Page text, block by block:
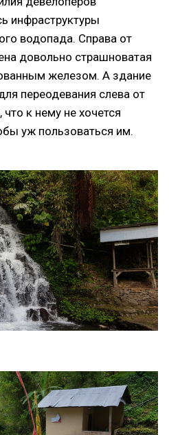
инфраструктуры
водопада. Справа от
довольно страшноватая
железом. А здание
переодевания слева от
к нему не хочется
уж пользоваться им.